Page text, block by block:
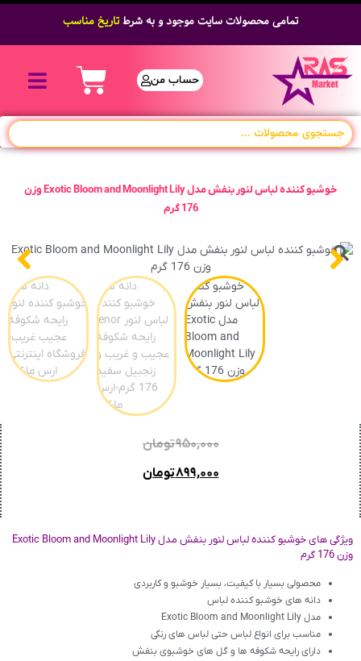
تمامی محصولات سایت موجود و به شرطتاریخ مناسب
حساب من
خوشبو کننده لباس لنور بنفش مدل Exotic Bloom and Moonlight Lily وزن
176 گرم
۹۵۰,۰۰۰تومان
۸۹۹,۰۰۰تومان
ویژگی های خوشبو کننده لباس لنور بنفش مدل Exotic Bloom and Moonlight Lily
وزن 176 گرم
محصولی بسیار با کیفیت، بسیار خوشبو و کاربردی
دانه های خوشبو کننده لباس
مدل Exotic Bloom and Moonlight Lily
مناسب برای انواع لباس حتی لباس های رنگی
دارای رایحه شکوفه ها و گل های خوشبوی بنفش